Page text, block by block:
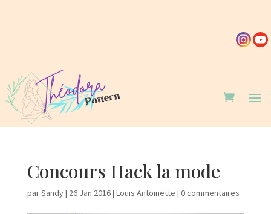
Concours Hack la mode
parSandy| 26 Jan 2016| Louis Antoinette | 0 commentaires